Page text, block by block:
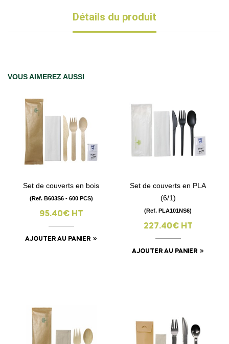
Détails du produit
VOUS AIMEREZ AUSSI
Set de couverts en bois
(Ref. B603S6 - 600 PCS)
95.40€ HT
AJOUTER AU PANIER
Set de couverts en PLA
(6/1)
(Ref. PLA101NS6)
227.40€ HT
AJOUTER AU PANIER